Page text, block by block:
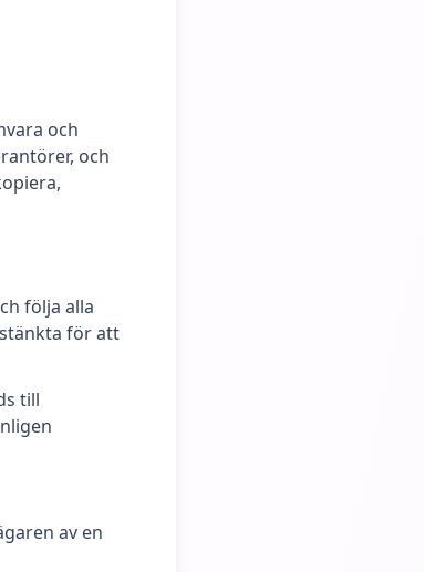
och
och
följa alla
för att
till
av en